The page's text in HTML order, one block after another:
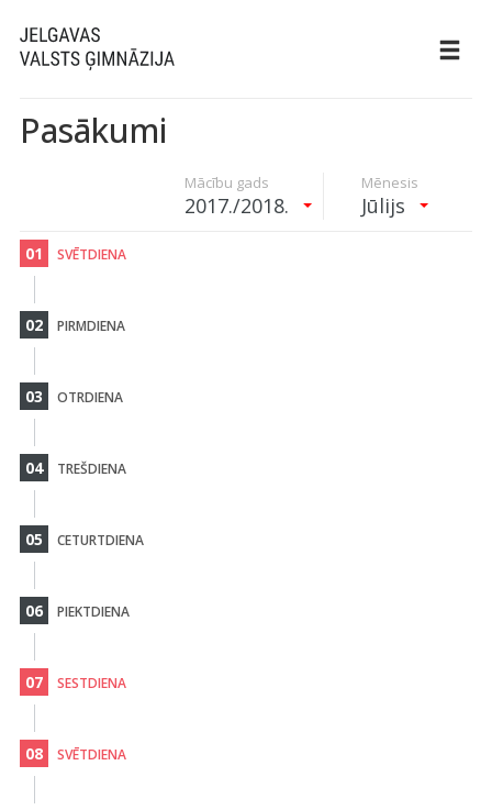
Pasākumi
Mācību gads
2017./2018.
Mēnesis
Jūlijs
01 SVĒTDIENA
02 PIRMDIENA
03 OTRDIENA
04 TREŠDIENA
05 CETURTDIENA
06 PIEKTDIENA
07 SESTDIENA
08 SVĒTDIENA